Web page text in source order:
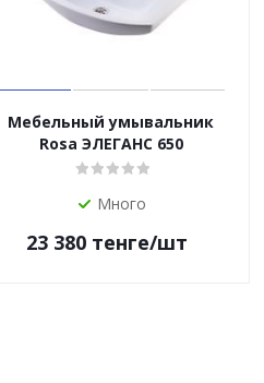
Мебельный умывальник
Rosa ЭЛЕГАНС 650
Много
23 380 тенге/шт